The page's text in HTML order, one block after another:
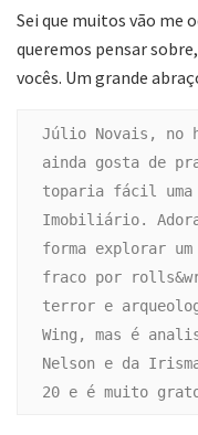
Sei que muitos vão me
queremos pensar
vocês. Um grande
Júlio Novais, no
ainda gosta de
toparia fácil uma
Imobiliário.
forma explorar um
fraco por
terror e
Wing, mas é
Nelson e da
20 e é muito